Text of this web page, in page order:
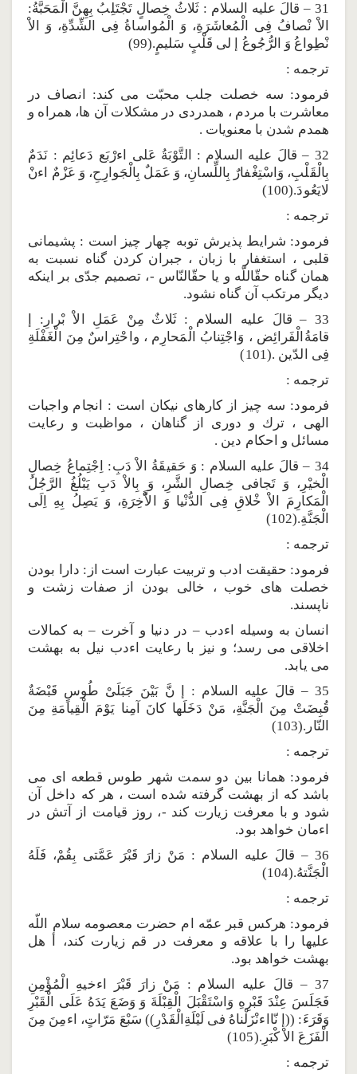
31 – قالَ عليه السلام : ثَلاثُ خِصالٍ تَجْتَلِبُ بِهِنَّ الْمَحَبَّةُ:
الاْ نْصافُ فِى الْمُعاشَرَةِ، وَ الْمُواساةُ فِى الشِّدِّةِ، وَ الاْ
نْطِواعُ وَ الرُّجُوعُ إ لى قَلْبٍ سَليمٍ.(99)
ترجمه :
فرمود: سه خصلت جلب محبّت مى كند: انصاف در
معاشرت با مردم ، همدردى در مشكلات آن ها، همراه و
همدم شدن با معنويات .
32 – قالَ عليه السلام : التَّوْبَةُ عَلى اءرْبَع دَعائِم : نَدَمٌ
بِالْقَلْبِ، وَاسْتِغْفارٌ بِاللِّسانِ، وَ عَمَلٌ بِالْجَوارِحِ، وَ عَزْمٌ اءنْ
لايَعُودَ.(100)
ترجمه :
فرمود: شرايط پذيرش توبه چهار چيز است : پشيمانى
قلبى ، استغفار با زبان ، جبران كردن گناه نسبت به
همان گناه حقّاللّه و يا حقّالنّاس -، تصميم جدّى بر اينكه
ديگر مرتكب آن گناه نشود.
33 – قالَ عليه السلام : ثَلاثٌ مِنْ عَمَلِ الاْ بْرارِ: إ
قامَةُالْفَرائِض ، وَاجْتِنابُ الْمَحارِم ، واحْتِراسٌ مِنَ الْغَفْلَةِ
فِى الدّين .(101)
ترجمه :
فرمود: سه چيز از كارهاى نيكان است : انجام واجبات
الهى ، ترك و دورى از گناهان ، مواظبت و رعايت
مسائل و احكام دين .
34 – قالَ عليه السلام : وَ حَقيقَةُ الاْ دَبِ: اِجْتِماعُ خِصالِ
الْخيْرِ، وَ تَجافى خِصالِ الشَّرِ، وَ بِالاْ دَبِ يَبْلُغُ الرَّجُلُ
الْمَكارِمَ الاْ خْلاقِ فِى الدُّنْيا وَ الاَّْخِرَةِ، وَ يَصِلُ بِهِ اِلَى
الْجَنَّةِ.(102)
ترجمه :
فرمود: حقيقت ادب و تربيت عبارت است از: دارا بودن
خصلت هاى خوب ، خالى بودن از صفات زشت و
ناپسند.
انسان به وسيله اءدب – در دنيا و آخرت – به كمالات
اخلاقى مى رسد؛ و نيز با رعايت اءدب نيل به بهشت
مى يابد.
35 – قالَ عليه السلام : إ نَّ بَيْنَ جَبَلَىْ طُوسٍ قَبْضَةٌ
قُبِضَتْ مِنَ الْجَنَّةِ، مَنْ دَخَلَها كانَ آمِنا يَوْمَ الْقِيامَةِ مِنَ
النّار.(103)
ترجمه :
فرمود: همانا بين دو سمت شهر طوس قطعه اى مى
باشد كه از بهشت گرفته شده است ، هر كه داخل آن
شود و با معرفت زيارت كند -، روز قيامت از آتش در
اءمان خواهد بود.
36 – قالَ عليه السلام : مَنْ زارَ قَبْرَ عَمَّتى بِقُمْ، فَلَهُ
الْجَنَّتهُ.(104)
ترجمه :
فرمود: هركس قبر عمّه ام حضرت معصومه سلام اللّه
عليها را با علاقه و معرفت در قم زيارت كند، أ هل
بهشت خواهد بود.
37 – قالَ عليه السلام : مَنْ زارَ قَبْرَ اءخيهِ الْمُؤْمِنِ
فَجَلَسَ عِنْدَ قَبْرِهِ وَاسْتَقْبَلَ الْقِبْلَةَ وَ وَضَعَ يَدَهُ عَلَى الْقَبْرِ
وَقَرَءَ: ((إ نّااءنْزَلْناهُ فى لَيْلَةِالْقَدْرِ)) سَبْعَ مَرّاتٍ، اءمِنَ مِنَ
الْفَزَعَ الاْ كْبَرِ.(105)
ترجمه :